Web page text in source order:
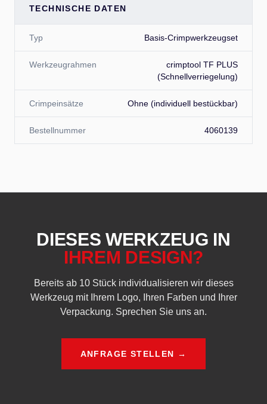
TECHNISCHE DATEN
Typ Basis-Crimpwerkzeugset
Werkzeugrahmen
crimptool TF PLUS
(Schnellverriegelung)
Crimpeinsätze Ohne (individuell bestückbar)
Bestellnummer 4060139
DIESES WERKZEUG IN
IHREM DESIGN?
Bereits ab 10 Stück individualisieren wir dieses
Werkzeug mit Ihrem Logo, Ihren Farben und Ihrer
Verpackung. Sprechen Sie uns an.
ANFRAGE STELLEN →